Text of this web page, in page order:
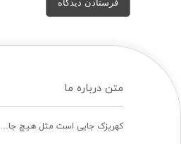
متن درباره ما
کهریزک جایی است مثل هیچ جا…